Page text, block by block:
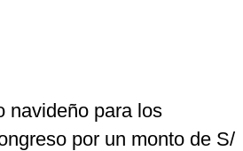
navideño para los
por un monto de S/